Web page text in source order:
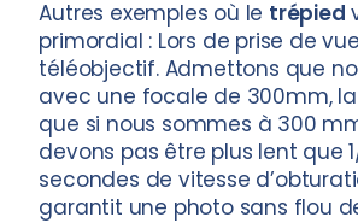
Autres exemples où le trépied
primordial : Lors de prise de
téléobjectif. Admettons que
avec une focale de 300mm, la
que si nous sommes à 300
devons pas être plus lent que
secondes de vitesse
garantit une photo sans flou